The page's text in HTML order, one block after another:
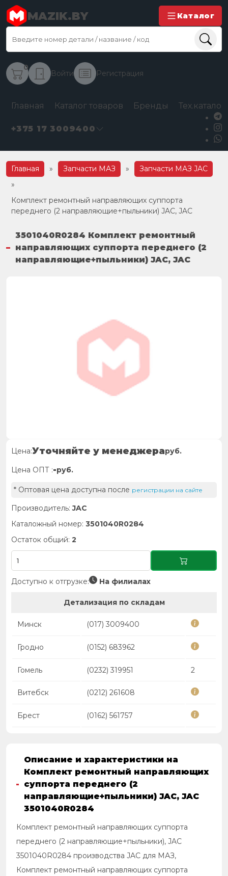
MAZIK.BY Каталог
0
Войти Регистрация
Главная Каталог товаров Бренды
+375 17 3009400
Главная » Запчасти МАЗ »
Запчасти МАЗ JAC
»
Комплект ремонтный направляющих суппорта
переднего (2 направляющие+пыльники) JAC, JAC
3501040R0284 Комплект ремонтный
направляющих суппорта переднего (2
направляющие+пыльники) JAC, JAC
Цена:Уточняйте у менеджераруб.
Цена ОПТ :-руб.
* Оптовая цена доступна после регистрации на сайте
Производитель:JAC
Каталожный номер: 3501040R0284
Остаток общий: 2
Доступно к отгрузке: На филиалах
Детализация по складам
Минск (017) 3009400
Гродно (0152) 683962
Гомель (0232) 319951 2
Витебск (0212) 261608
Брест (0162) 561757
Описание и характеристики на
Комплект ремонтный направляющих
суппорта переднего (2
направляющие+пыльники) JAC, JAC
3501040R0284
Комплект ремонтный направляющих суппорта
переднего (2 направляющие+пыльники), JAC
3501040R0284 производства JAC для МАЗ,
Комплект ремонтный направляющих суппорта